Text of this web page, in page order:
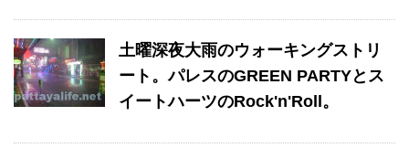
土曜深夜大雨のウォーキングストリ
ート。パレスのGREEN PARTYとス
イートハーツのRock'n'Roll。